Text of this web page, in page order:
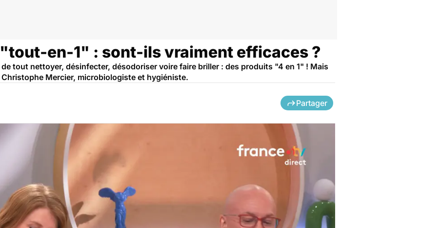
en-1" : sont-ils vraiment efficaces ?
tout nettoyer, désinfecter, désodoriser voire faire briller : des produits "4 en 1" ! Mais
Mercier, microbiologiste et hygiéniste.
Partager